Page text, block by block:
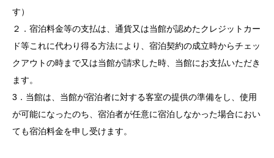
す）
２．宿泊料金等の支払は、通貨又は当館が認めたクレジットカー
ド等これに代わり得る方法により、宿泊契約の成立時からチェッ
クアウトの時まで又は当館が請求した時、当館にお支払いただき
ます。
3．当館は、当館が宿泊者に対する客室の提供の準備をし、使用
が可能になったのち、宿泊者が任意に宿泊しなかった場合におい
ても宿泊料金を申し受けます。